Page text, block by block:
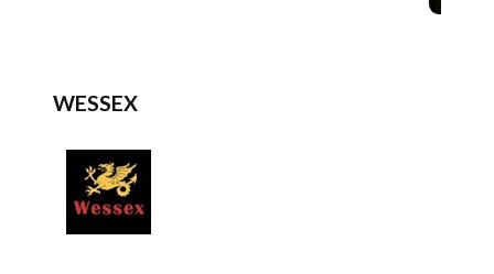
WESSEX